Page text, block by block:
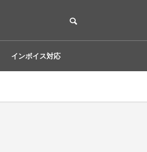
インボイス対応